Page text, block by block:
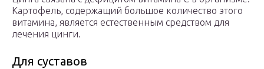
Картофель, содержащий большое количество этого
витамина, является естественным средством для
лечения цинги.
Для суставов